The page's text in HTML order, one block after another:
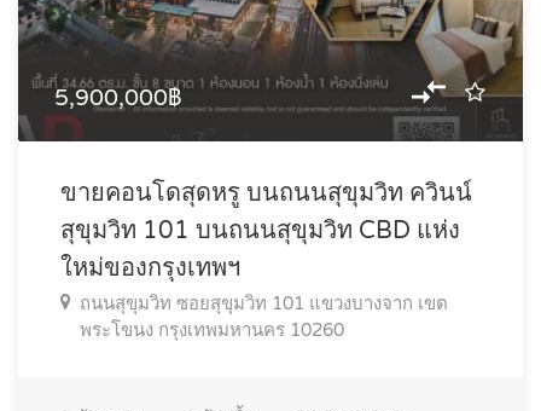
5,900,000฿
ขายคอนโดสุดหรู บนถนนสุขุมวิท ควินน์
สุขุมวิท 101 บนถนนสุขุมวิท CBD แห่ง
ใหม่ของกรุงเทพฯ
ถนนสุขุมวิท ซอยสุขุมวิท 101 แขวงบางจาก เขต
พระโขนง กรุงเทพมหานคร 10260